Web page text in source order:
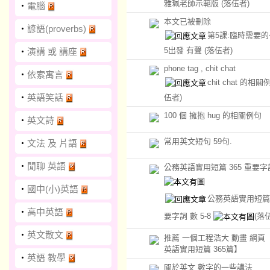
‧ 電腦
‧ 諺語(proverbs)
‧ 演講 或 講座
‧ 依索寓言
‧ 英語笑話
‧ 英文詩
‧ 文法 及 片語
‧ 閒聊 英語
‧ 國中(小)英語
‧ 高中英語
‧ 英文散文
‧ 英語 教學
雅珮老師示範版 (落伍者)
本文已被刪除
第5課:臨時需要
5出發 有聲 (落伍者)
phone tag , chit chat
chit chat 的相關
伍者)
100 個 擁抱 hug 的相關例句
常用英文短句 59句.
公務英語實用短篇 365 重要字
公務英語實用短
要字詞 數 5-8
(落
推薦 一個工程浩大 動畫 網頁
英語實用短篇 365篇】
關於英文 數字的一些講法